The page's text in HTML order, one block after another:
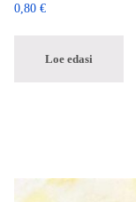
0,80 €
Loe edasi